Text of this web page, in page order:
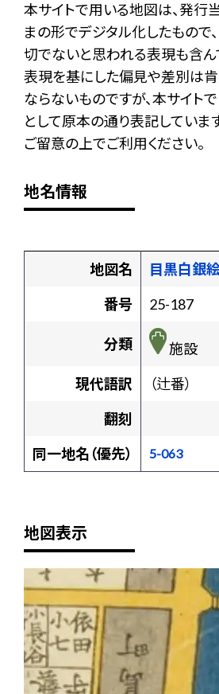
本サイトで用いる地図は、発行
まの形でデジタル化したもので
切でないと思われる表現も含ん
表現を基にした偏見や差別は肯
ならないものですが、本サイト
として原本の通り表記していま
ご留意の上でご利用ください。
地名情報
地図名
目黒白銀
番号
25-187
分類
施設
現代語訳
（辻番）
翻刻
同一地名（優先）
5-063
地図表示
+
-